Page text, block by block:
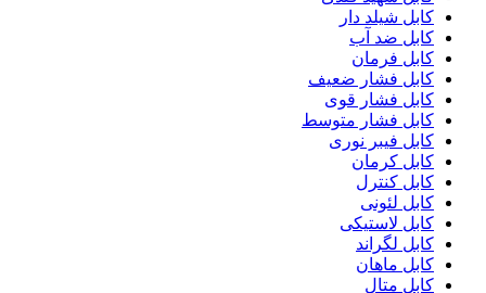
کابل شیلد دار
کابل ضد آب
کابل فرمان
کابل فشار ضعیف
کابل فشار قوی
کابل فشار متوسط
کابل فیبر نوری
کابل کرمان
کابل کنترل
کابل لئونی
کابل لاستیکی
کابل لگراند
کابل ماهان
کابل متال